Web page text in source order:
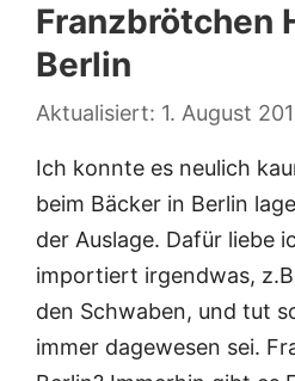
Franzbrötchen
Berlin
1. August
Ich konnte es neulich
beim Bäcker in Berlin
der Auslage. Dafür liebe
importiert irgendwas,
den Schwaben, und tut
immer dagewesen sei.